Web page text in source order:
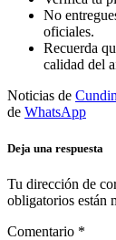
No
oficiales.
Recuerda
calidad del
Noticias de
de WhatsApp
Deja una respuesta
Tu dirección de
obligatorios están
Comentario *